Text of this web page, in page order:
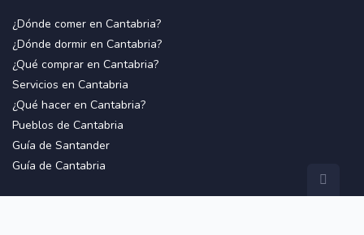
¿Dónde comer en Cantabria?
¿Dónde dormir en Cantabria?
¿Qué comprar en Cantabria?
Servicios en Cantabria
¿Qué hacer en Cantabria?
Pueblos de Cantabria
Guía de Santander
Guía de Cantabria